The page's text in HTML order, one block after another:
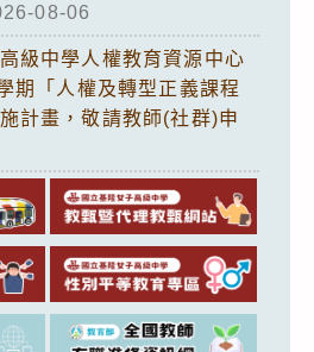
08-06
級中學人權教育資源中心
期「人權及轉型正義課程
計畫，敬請教師(社群)申